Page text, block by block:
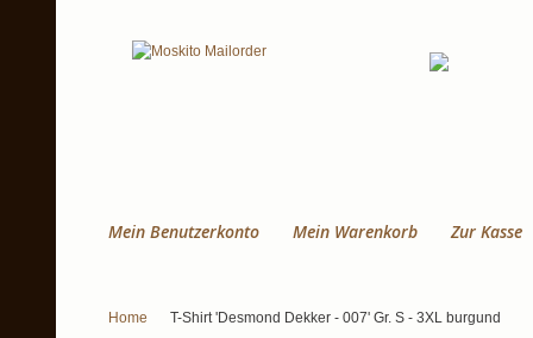
Mein Benutzerkonto Mein Warenkorb Zur Kasse
Home T-Shirt 'Desmond Dekker - 007' Gr. S - 3XL burgund